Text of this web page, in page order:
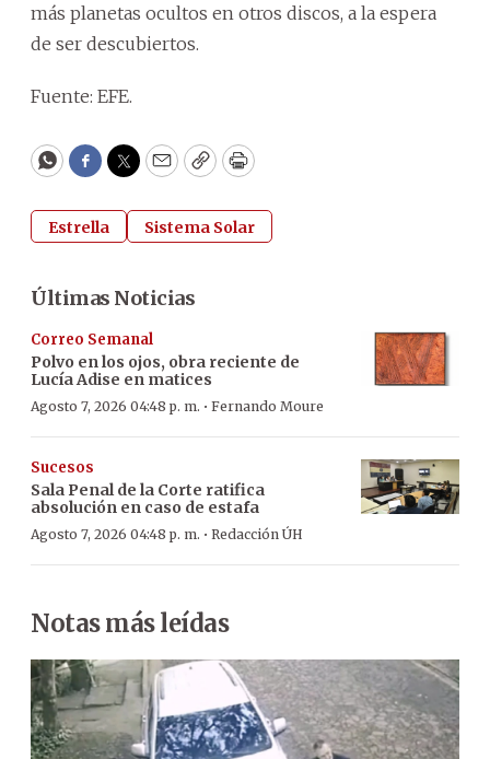
más planetas ocultos en otros discos, a la espera
de ser descubiertos.
Fuente: EFE.
WhatsApp
Facebook
Twitter
EmailCopyPrint
Estrella Sistema Solar
Últimas Noticias
Correo Semanal
Polvo en los ojos, obra reciente de
Lucía Adise en matices
Agosto 7, 2026 04:48 p. m. · Fernando Moure
Sucesos
Sala Penal de la Corte ratifica
absolución en caso de estafa
Agosto 7, 2026 04:48 p. m. · Redacción ÚH
Notas más leídas